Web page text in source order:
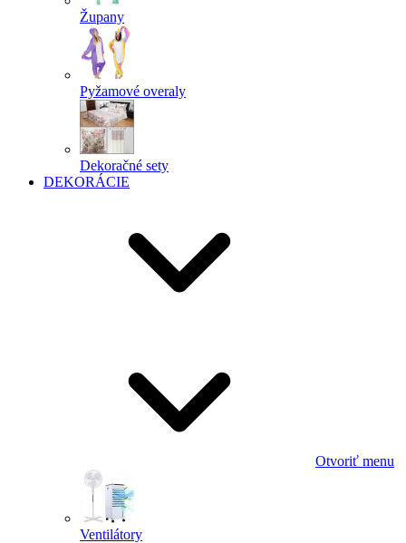
Župany
Pyžamové overaly
Dekoračné sety
DEKORÁCIE
Otvoriť menu
Ventilátory